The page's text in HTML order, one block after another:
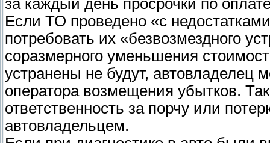
за каждый день просрочки по
Если ТО проведено «с
потребовать их «безвозмездного
соразмерного уменьшения
устранены не будут, автовладелец
оператора возмещения убытков.
ответственность за порчу или
автовладельцем.